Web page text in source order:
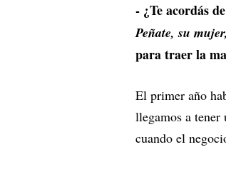
- ¿Te acordás
Peñate, su
para traer la
El primer año
llegamos a tener
cuando el